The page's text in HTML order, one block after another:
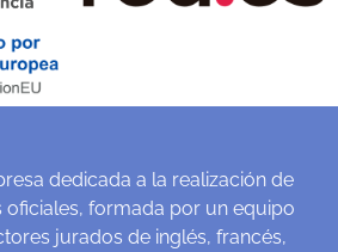
dedicada a la realización de
formada por un equipo
jurados de inglés, francés,